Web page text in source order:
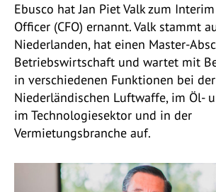
Ebusco hat Jan Piet Valk zum
Officer (CFO) ernannt. Valk stammt
Niederlanden, hat einen Master-
Betriebswirtschaft und wartet mit
in verschiedenen Funktionen bei
Niederländischen Luftwaffe, im Öl-
im Technologiesektor und in der
Vermietungsbranche auf.